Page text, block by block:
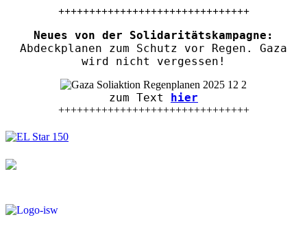
+++++++++++++++++++++++++++++++
Neues von der Solidaritätskampagne:
Abdeckplanen zum Schutz vor Regen. Gaza
wird nicht vergessen!
zum Text hier
+++++++++++++++++++++++++++++++